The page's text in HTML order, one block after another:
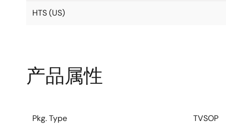
HTS (US)
产品属性
Pkg. Type TVSOP